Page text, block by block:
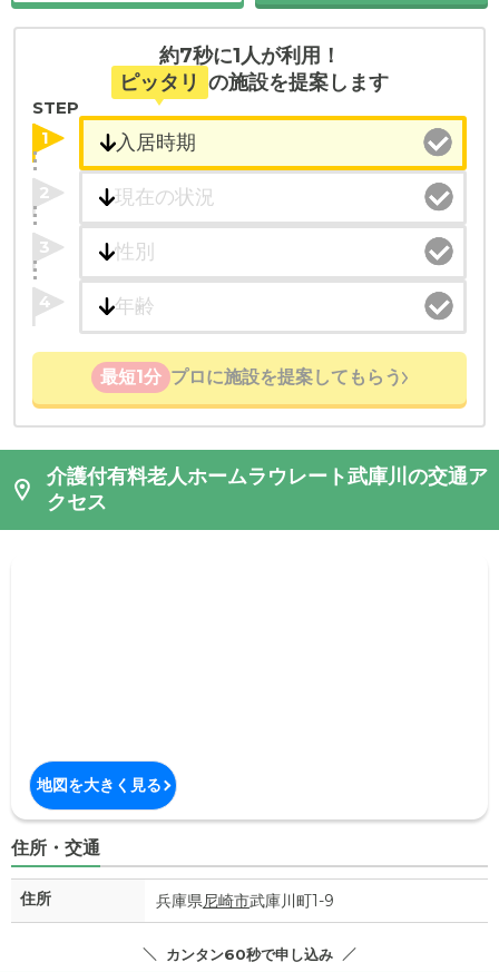
約7秒に1人が利用！
ピッタリ の施設を提案します
STEP
1
2
3
4
最短1分 プロに施設を提案してもらう
介護付有料老人ホームラウレート武庫川の交通ア
クセス
地図を大きく見る
住所・交通
住所 兵庫県尼崎市武庫川町1-9
カンタン60秒で申し込み